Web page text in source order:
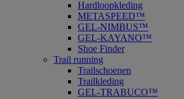
Hardloopkleding
METASPEED™
GEL-NIMBUS™
GEL-KAYANO™
Shoe Finder
Trail running
Trailschoenen
Trailkleding
GEL-TRABUCO™